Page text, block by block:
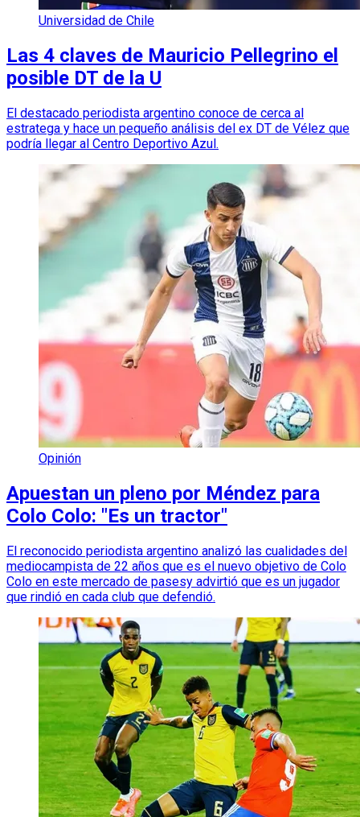
Universidad de Chile
Las 4 claves de Mauricio Pellegrino el
posible DT de la U
El destacado periodista argentino conoce de cerca al
estratega y hace un pequeño análisis del ex DT de Vélez que
podría llegar al Centro Deportivo Azul.
Opinión
Apuestan un pleno por Méndez para
Colo Colo: "Es un tractor"
El reconocido periodista argentino analizó las cualidades del
mediocampista de 22 años que es el nuevo objetivo de Colo
Colo en este mercado de pasesy advirtió que es un jugador
que rindió en cada club que defendió.